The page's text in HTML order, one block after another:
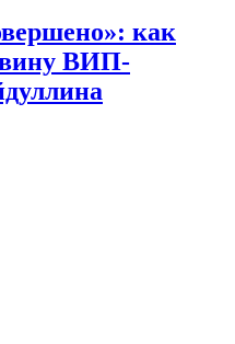
как
вину ВИП-